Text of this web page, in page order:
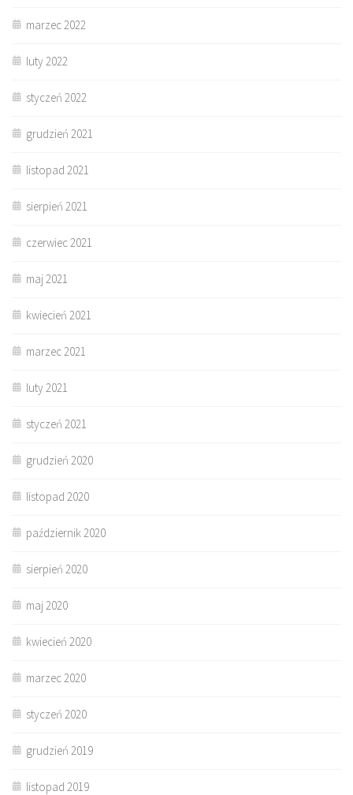
marzec 2022
luty 2022
styczeń 2022
grudzień 2021
listopad 2021
sierpień 2021
czerwiec 2021
maj 2021
kwiecień 2021
marzec 2021
luty 2021
styczeń 2021
grudzień 2020
listopad 2020
październik 2020
sierpień 2020
maj 2020
kwiecień 2020
marzec 2020
styczeń 2020
grudzień 2019
listopad 2019